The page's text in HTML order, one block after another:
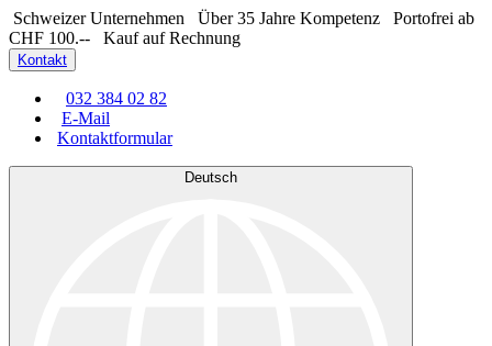
Schweizer Unternehmen Über 35 Jahre Kompetenz
Portofrei ab
CHF 100.--
Kauf auf Rechnung
Kontakt
032 384 02 82
E-Mail
Kontaktformular
Deutsch